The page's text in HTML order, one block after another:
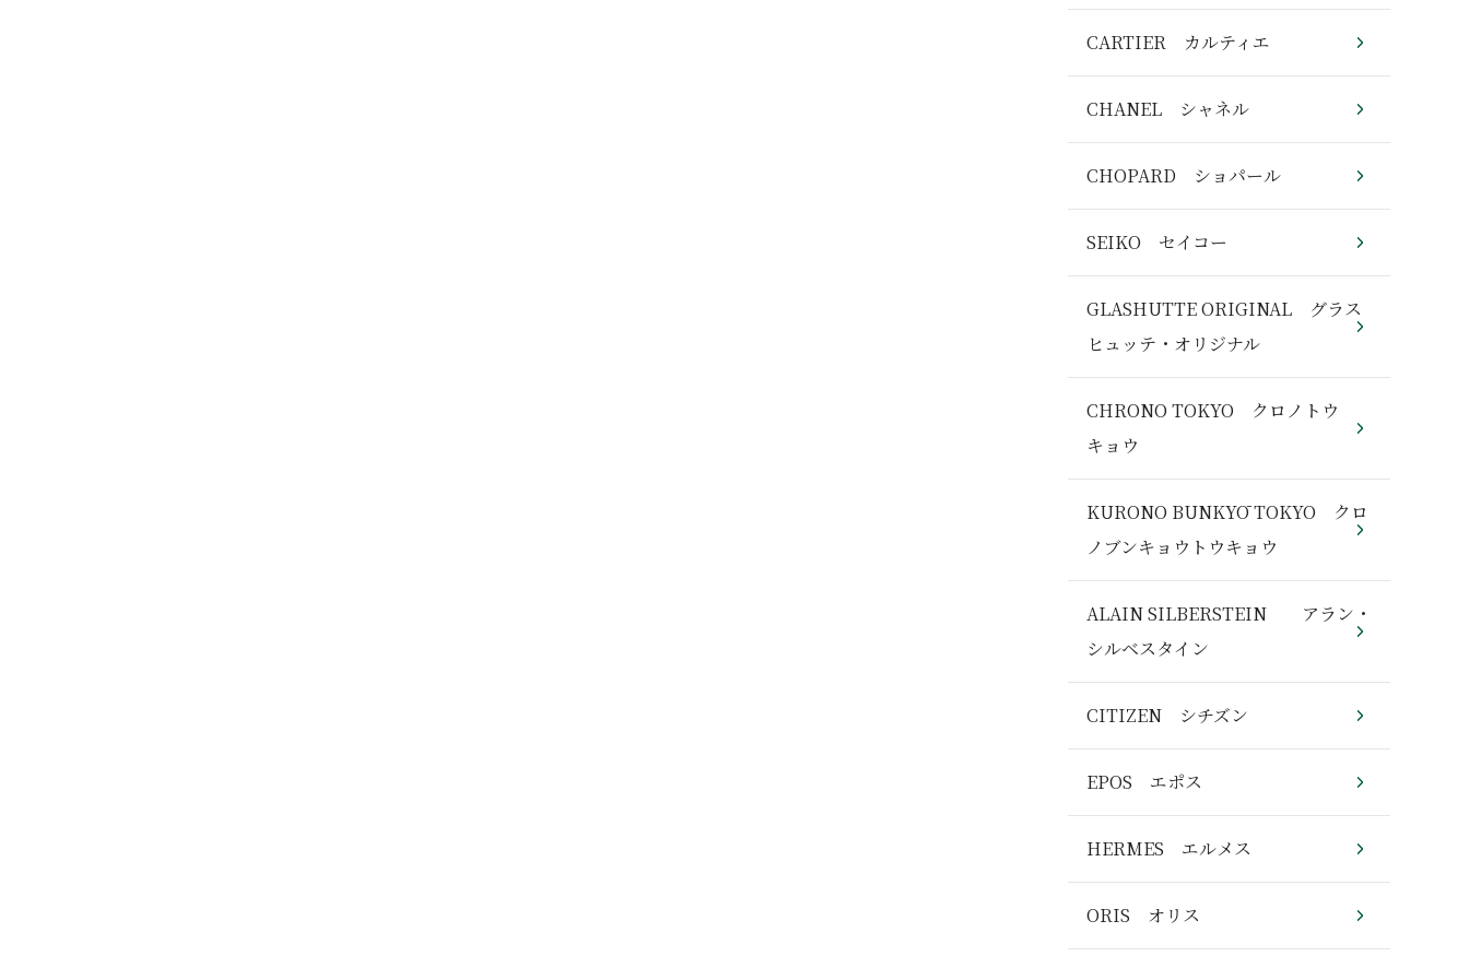
CARTIER カルティエ
CHANEL シャネル
CHOPARD ショパール
SEIKO セイコー
GLASHUTTE ORIGINAL グラス
ヒュッテ・オリジナル
CHRONO TOKYO クロノトウ
キョウ
KURONO BUNKYŌ TOKYO クロ
ノブンキョウトウキョウ
ALAIN SILBERSTEIN アラン・
シルベスタイン
CITIZEN シチズン
EPOS エポス
HERMES エルメス
ORIS オリス